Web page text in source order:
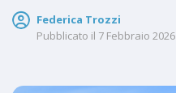
Federica Trozzi
Pubblicato il 7 Febbraio 2026